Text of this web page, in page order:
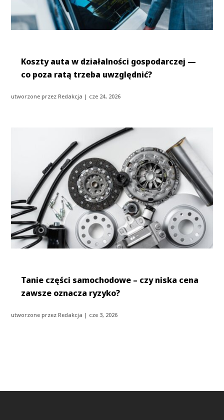
Koszty auta w działalności gospodarczej —
co poza ratą trzeba uwzględnić?
utworzone przezRedakcja | cze 24, 2026
Tanie części samochodowe – czy niska cena
zawsze oznacza ryzyko?
utworzone przezRedakcja | cze 3, 2026